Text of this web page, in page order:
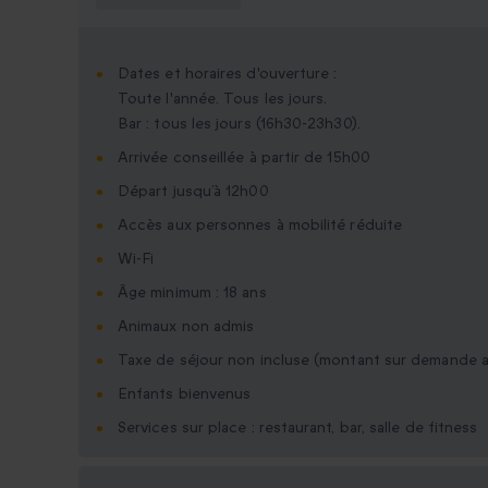
Dates et horaires d'ouverture :
Toute l'année. Tous les jours.
Bar : tous les jours (16h30-23h30).
Arrivée conseillée à partir de 15h00
Départ jusqu’à 12h00
Accès aux personnes à mobilité réduite
Wi-Fi
Âge minimum : 18 ans
Animaux non admis
Taxe de séjour non incluse (montant sur demande
Enfants bienvenus
Services sur place : restaurant, bar, salle de fitness